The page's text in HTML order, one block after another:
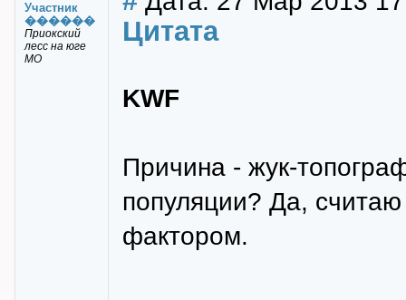
Участник
������
Приокский
лесс на юге
МО
Цитата
KWF
Причина - жук-
популяции? Да,
фактором.